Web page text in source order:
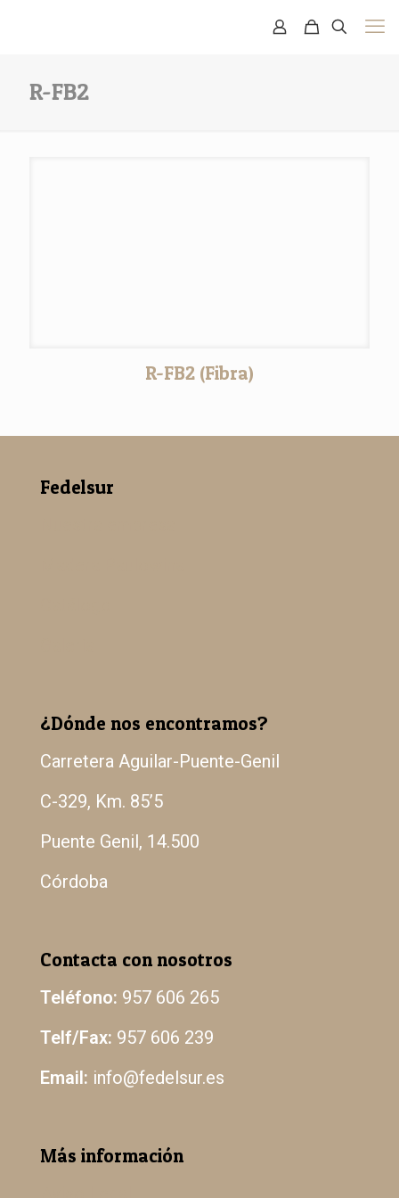
R-FB2
R-FB2 (Fibra)
Fedelsur
¿Dónde nos encontramos?
Carretera Aguilar-Puente-Genil
C-329, Km. 85’5
Puente Genil, 14.500
Córdoba
Contacta con nosotros
Teléfono: 957 606 265
Telf/Fax: 957 606 239
Email: info@fedelsur.es
Más información